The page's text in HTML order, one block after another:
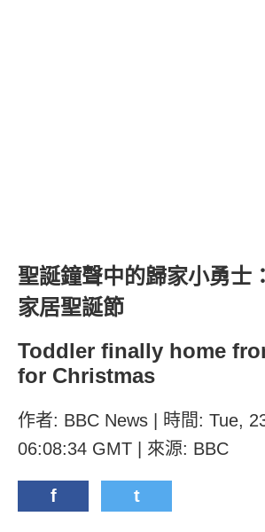
聖誕鐘聲中的歸家小勇士
家居聖誕節
Toddler finally home
for Christmas
作者: BBC News | 時間: Tue,
06:08:34 GMT | 來源: BBC
f t